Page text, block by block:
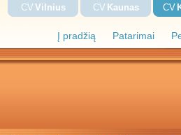
Į pradžią Patarimai
CV Vilnius CV Kaunas CV